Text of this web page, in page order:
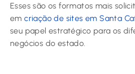
Esses são os formatos mais
emcriação de sites em Santa
seu papel estratégico para os
negócios do estado.